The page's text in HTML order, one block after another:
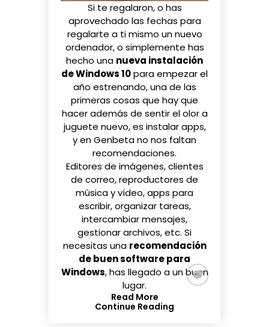
Si te regalaron, o has
aprovechado las fechas para
regalarte a ti mismo un nuevo
ordenador, o simplemente has
hecho una nueva instalación
de Windows 10para empezar el
año estrenando, una de las
primeras cosas que hay que
hacer además de sentir el olor a
juguete nuevo, es instalar apps,
y en Genbeta no nos faltan
recomendaciones.
Editores de imágenes, clientes
de correo, reproductores de
música y vídeo, apps para
escribir, organizar tareas,
intercambiar mensajes,
gestionar archivos, etc. Si
necesitas una recomendación
de buen software para
Windows, has llegado a un buen
lugar.
Read More
Continue Reading